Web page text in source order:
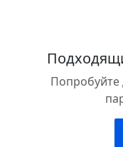
Попробуйте